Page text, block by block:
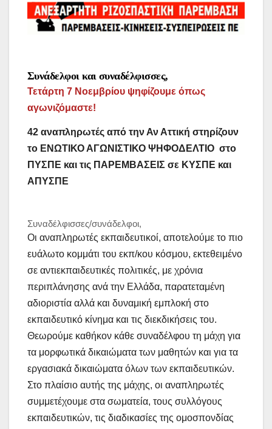
Συνάδελφοι και συναδέλφισσες,
Τετάρτη 7 Νοεμβρίου ψηφίζουμε όπως
αγωνιζόμαστε!
42 αναπληρωτές από την Αν Αττική στηρίζουν
το ΕΝΩΤΙΚΟ ΑΓΩΝΙΣΤΙΚΟ ΨΗΦΟΔΕΛΤΙΟ στο
ΠΥΣΠΕ και τις ΠΑΡΕΜΒΑΣΕΙΣ σε ΚΥΣΠΕ και
ΑΠΥΣΠΕ
Συναδέλφισσες/συνάδελφοι,
Οι αναπληρωτές εκπαιδευτικοί, αποτελούμε το πιο
ευάλωτο κομμάτι του εκπ/κου κόσμου, εκτεθειμένο
σε αντιεκπαιδευτικές πολιτικές, με χρόνια
περιπλάνησης ανά την Ελλάδα, παρατεταμένη
αδιοριστία αλλά και δυναμική εμπλοκή στο
εκπαιδευτικό κίνημα και τις διεκδικήσεις του.
Θεωρούμε καθήκον κάθε συναδέλφου τη μάχη για
τα μορφωτικά δικαιώματα των μαθητών και για τα
εργασιακά δικαιώματα όλων των εκπαιδευτικών.
Στο πλαίσιο αυτής της μάχης, οι αναπληρωτές
συμμετέχουμε στα σωματεία, τους συλλόγους
εκπαιδευτικών, τις διαδικασίες της ομοσπονδίας